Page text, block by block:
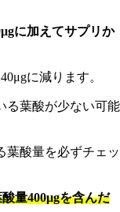
に加えてサプリか
に減ります。
る葉酸が少ない可能
葉酸量を必ずチェッ
量400μgを含んだ